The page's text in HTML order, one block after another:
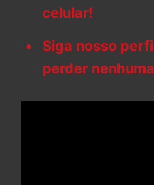
celular!
Siga nosso
perder